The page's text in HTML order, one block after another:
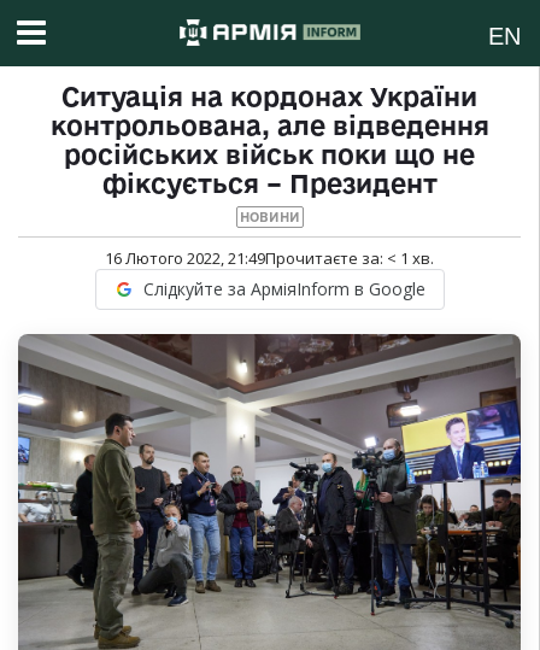
EN
Ситуація на кордонах України
контрольована, але відведення
російських військ поки що не
фіксується – Президент
НОВИНИ
16 Лютого 2022, 21:49Прочитаєте за: < 1 хв.
Слідкуйте за АрміяInform в Google